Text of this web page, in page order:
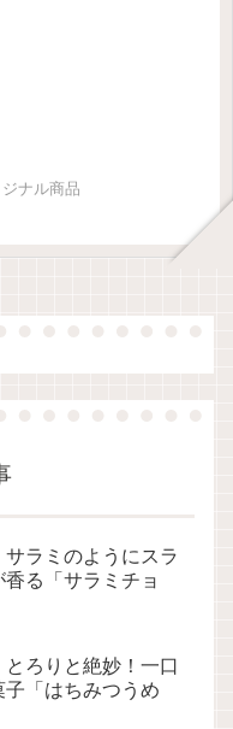
ナル商品
サラミのようにスラ
る「サラミチョ
とろりと絶妙！一口
「はちみつうめ